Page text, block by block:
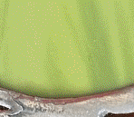
Exporter les
Exporter
Exporter
Menu